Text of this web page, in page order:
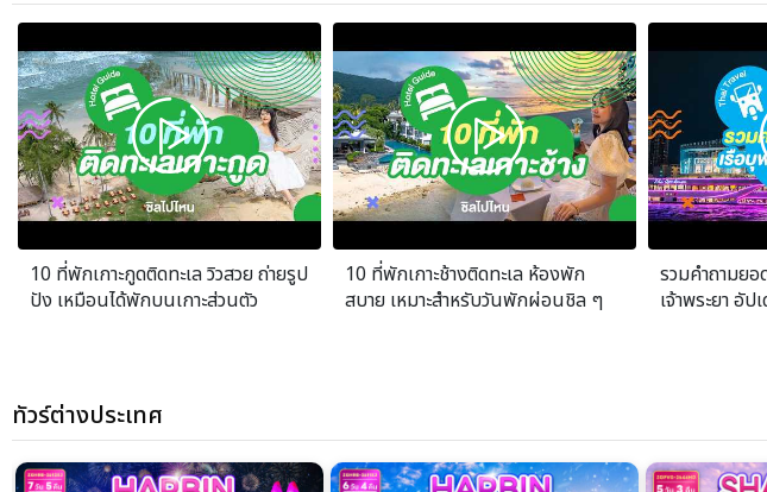
10 ที่พักเกาะกูดติดทะเล วิวสวย ถ่ายรูป
ปัง เหมือนได้พักบนเกาะส่วนตัว
10 ที่พักเกาะช้างติดทะเล ห้องพัก
สบาย เหมาะสำหรับวันพักผ่อนชิล ๆ
รวมคำถามย
เจ้าพระยา อั
ทัวร์ต่างประเทศ